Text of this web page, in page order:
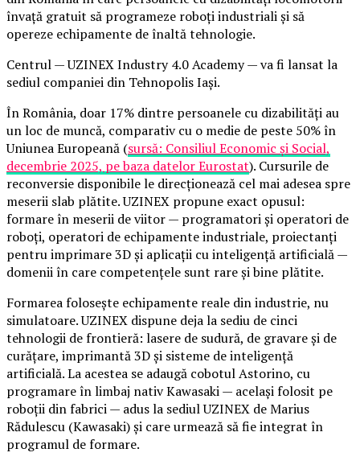
învață gratuit să programeze roboți industriali și să
opereze echipamente de înaltă tehnologie.
Centrul — UZINEX Industry 4.0 Academy — va fi lansat la
sediul companiei din Tehnopolis Iași.
În România, doar 17% dintre persoanele cu dizabilități au
un loc de muncă, comparativ cu o medie de peste 50% în
Uniunea Europeană (sursă: Consiliul Economic și Social,
decembrie 2025, pe baza datelor Eurostat). Cursurile de
reconversie disponibile le direcționează cel mai adesea spre
meserii slab plătite. UZINEX propune exact opusul:
formare în meserii de viitor — programatori și operatori de
roboți, operatori de echipamente industriale, proiectanți
pentru imprimare 3D și aplicații cu inteligență artificială —
domenii în care competențele sunt rare și bine plătite.
Formarea folosește echipamente reale din industrie, nu
simulatoare. UZINEX dispune deja la sediu de cinci
tehnologii de frontieră: lasere de sudură, de gravare și de
curățare, imprimantă 3D și sisteme de inteligență
artificială. La acestea se adaugă cobotul Astorino, cu
programare în limbaj nativ Kawasaki — același folosit pe
roboții din fabrici — adus la sediul UZINEX de Marius
Rădulescu (Kawasaki) și care urmează să fie integrat în
programul de formare.